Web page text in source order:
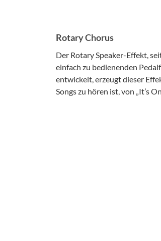
Rotary Chorus
Der Rotary Speaker-Effekt,
einfach zu bedienenden
entwickelt, erzeugt dieser
Songs zu hören ist, von „It’s